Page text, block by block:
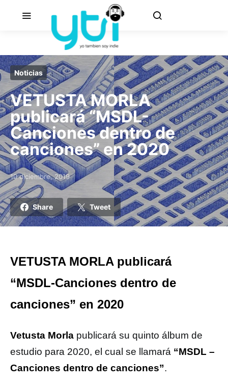
Noticias
VETUSTA MORLA
publicará “MSDL-
Canciones dentro de
canciones” en 2020
Posted on
10 diciembre, 2019
Share Tweet
VETUSTA MORLA publicará
“MSDL-Canciones dentro de
canciones” en 2020
Vetusta Morla publicará su quinto álbum de
estudio para 2020, el cual se llamará “MSDL –
Canciones dentro de canciones”.